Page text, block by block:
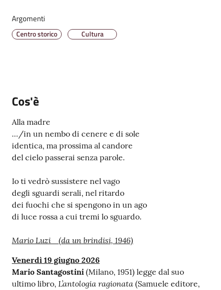
T
u
r
s
m
E
v
e
t
Argomenti
Centro storico Cultura
Cos'è
Alla madre
…/in un nembo di cenere e di sole
identica, ma prossima al candore
del cielo passerai senza parole.
Io ti vedrò sussistere nel vago
degli sguardi serali, nel ritardo
dei fuochi che si spengono in un ago
di luce rossa a cui tremi lo sguardo.
Mario Luzi (da un brindisi, 1946)
Venerdì 19 giugno 2026
Mario Santagostini (Milano, 1951) legge dal suo
ultimo libro, L’antologia ragionata (Samuele editore,